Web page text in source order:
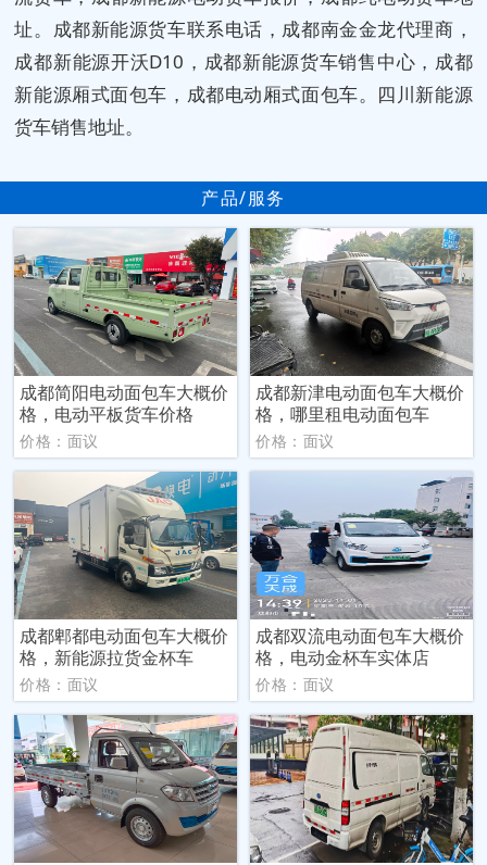
址。成都新能源货车联系电话，成都南金金龙代理商，
成都新能源开沃D10，成都新能源货车销售中心，成都
新能源厢式面包车，成都电动厢式面包车。四川新能源
货车销售地址。
产品/服务
成都简阳电动面包车大概价
格，电动平板货车价格
价格：面议
成都新津电动面包车大概价
格，哪里租电动面包车
价格：面议
成都郫都电动面包车大概价
格，新能源拉货金杯车
价格：面议
成都双流电动面包车大概价
格，电动金杯车实体店
价格：面议